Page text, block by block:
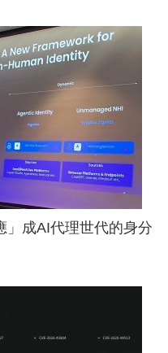
」成AI代理世代的身分